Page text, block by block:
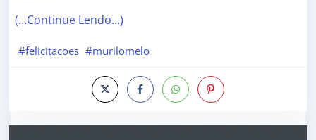
(…Continue Lendo…)
#felicitacoes #murilomelo